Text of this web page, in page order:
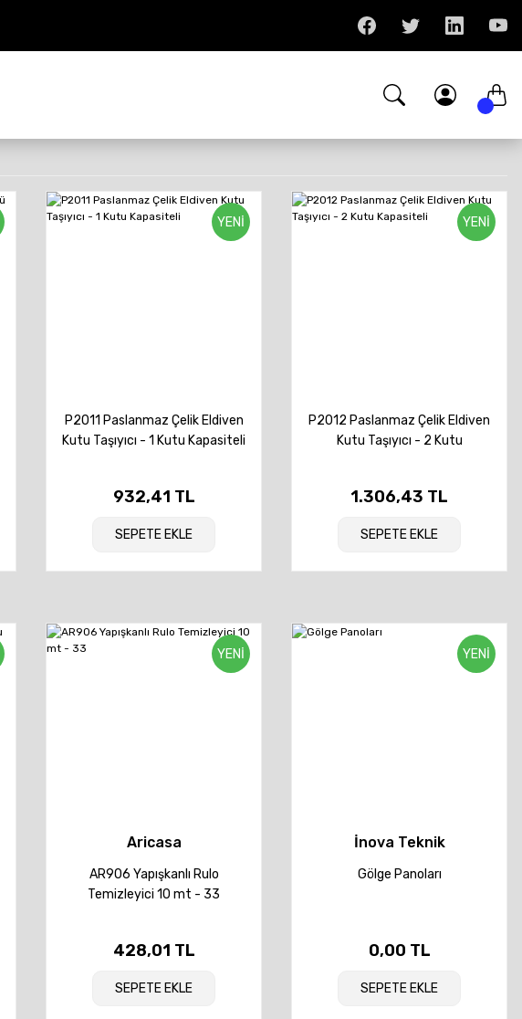
P2011 Paslanmaz Çelik Eldiven
Kutu Taşıyıcı - 1 Kutu Kapasiteli
932,41 TL
SEPETE EKLE
YENİ
P2012 Paslanmaz Çelik Eldiven
Kutu Taşıyıcı - 2 Kutu
1.306,43 TL
SEPETE EKLE
YENİ
Aricasa
AR906 Yapışkanlı Rulo
Temizleyici 10 mt - 33
428,01 TL
SEPETE EKLE
YENİ
İnova Teknik
Gölge Panoları
0,00 TL
SEPETE EKLE
YENİ